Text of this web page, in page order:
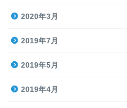
2020年3月
2019年7月
2019年5月
2019年4月